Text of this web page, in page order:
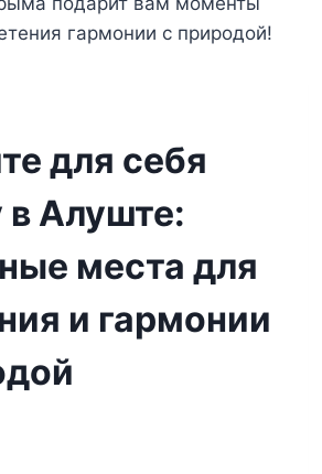
для себя
Алуште:
места для
и гармонии